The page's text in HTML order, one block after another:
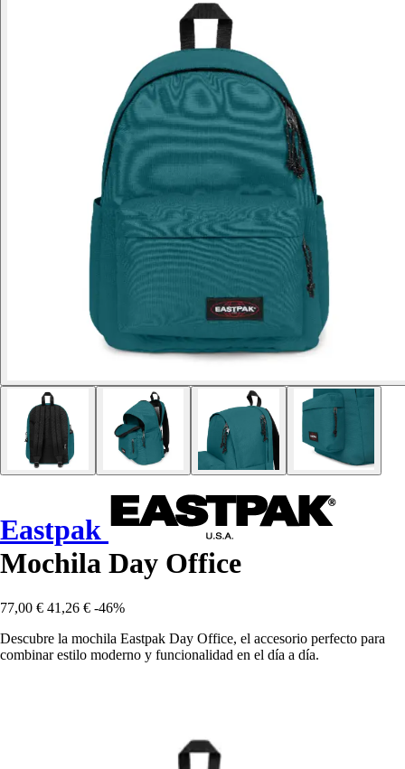
Eastpak
Mochila Day Office
77,00 € 41,26 € -46%
Descubre la mochila Eastpak Day Office, el accesorio perfecto para
combinar estilo moderno y funcionalidad en el día a día.